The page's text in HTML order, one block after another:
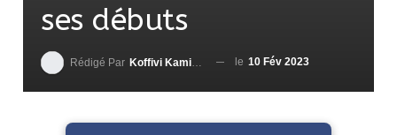
ses débuts
Rédigé Par Koffivi Kami AGBETOU le 10 Fév 2023